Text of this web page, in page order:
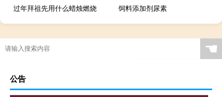
过年拜祖先用什么蜡烛燃烧
饲料添加剂尿素
☚
公告